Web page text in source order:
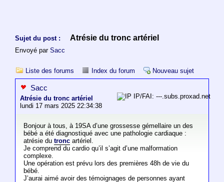
Sujet du post : Atrésie du tronc artériel
Envoyé par Sacc
Liste des forums Index du forum Nouveau sujet
Sacc
Atrésie du tronc artériel
lundi 17 mars 2025 22:34:38
IP/FAI: ---.subs.proxad.net
Bonjour à tous, à 19SA d’une grossesse gémellaire un des
bébé a été diagnostiqué avec une pathologie cardiaque :
atrésie du troncartériel.
Je comprend du cardio qu’il s’agit d’une malformation
complexe.
Une opération est prévu lors des premières 48h de vie du
bébé.
J’aurai aimé avoir des témoignages de personnes ayant